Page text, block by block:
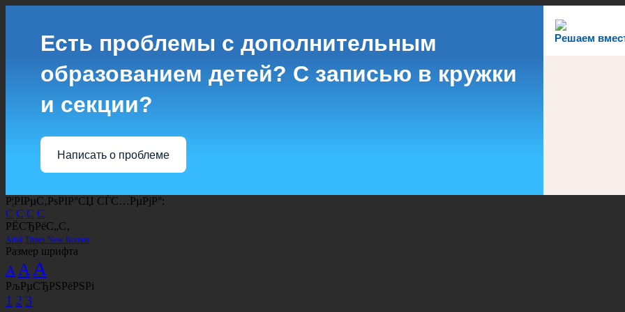
Решаем
Есть проблемы с дополнительным
образованием детей? С записью в кружки
и секции?
Написать о проблеме
Р¦РІРµС‚РѕРІР°СЏ СЃС…РµРјР°:
C C C C
РЁСЂРёС„С‚
Arial Times New Roman
Размер шрифта
A A A
РљРµСЂРЅРёРЅРі
1 2 3